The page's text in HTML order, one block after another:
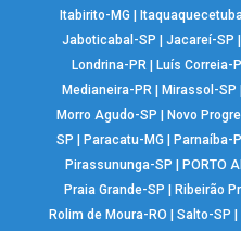
Itabirito-MG
Jaboticabal-SP
Jacareí-SP
Londrina-PR| Luís Correia-PI
Medianeira-PR
Mirassol-SP
Morro Agudo-SP
Novo
SP
Paracatu-MG Parnaíba-PI
Pirassununga-SP
PORTO
Praia Grande-SP
Ribeirão
Rolim de Moura-RO
Salto-SP